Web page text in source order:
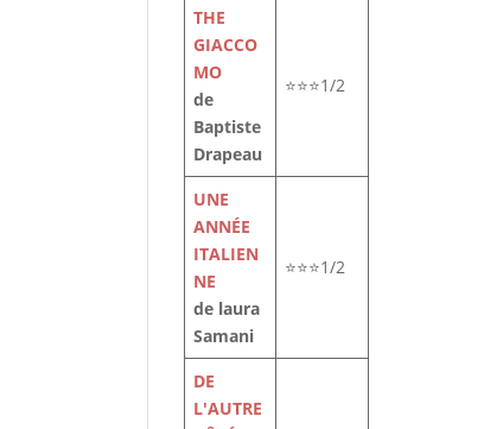
THE
GIACCO
MO
de
Baptiste
Drapeau
⭐⭐⭐1/2
UNE
ANNÉE
ITALIEN
NE
de laura
Samani
⭐⭐⭐1/2
DE
L'AUTRE